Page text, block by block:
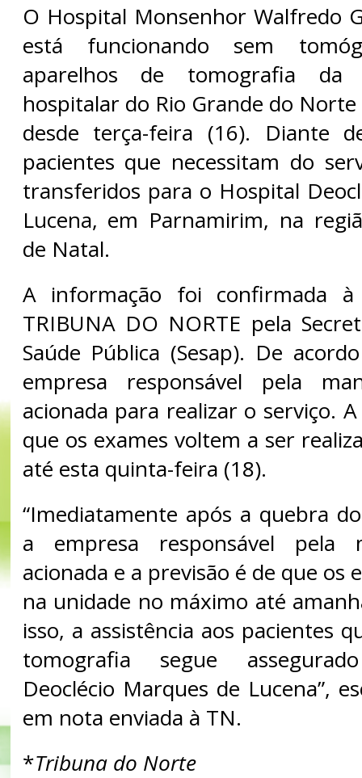
O Hospital Monsenhor Walfredo
está funcionando sem
aparelhos de tomografia da
hospitalar do Rio Grande do
desde terça-feira (16). Diante
pacientes que necessitam do
transferidos para o Hospital
Lucena, em Parnamirim, na
de Natal.
A informação foi confirmada
TRIBUNA DO NORTE pela
Saúde Pública (Sesap). De
empresa responsável pela
acionada para realizar o serviço.
que os exames voltem a ser
até esta quinta-feira (18).
“Imediatamente após a quebra
a empresa responsável pela
acionada e a previsão é de que os
na unidade no máximo até
isso, a assistência aos pacientes
tomografia segue
Deoclécio Marques de Lucena”,
em nota enviada à TN.
*Tribuna do Norte